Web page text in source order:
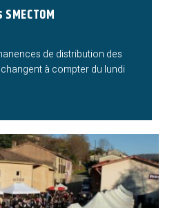
de distribution des
à compter du lundi